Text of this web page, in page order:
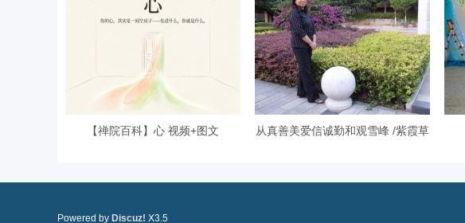
【禅院百科】心 视频+图文 从真善美爱信诚勤和观雪峰 /紫霞草
Powered by Discuz! X3.5